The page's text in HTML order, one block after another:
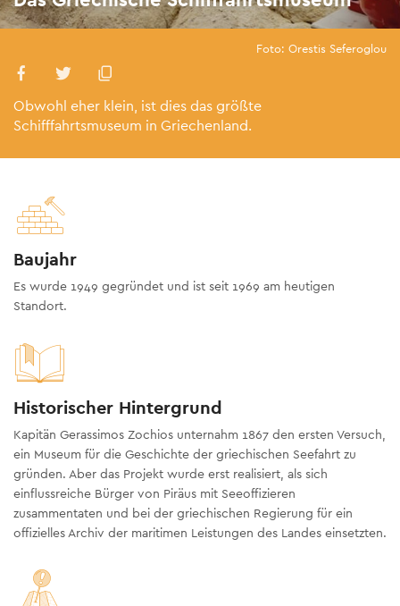
Foto: Orestis Seferoglou
Obwohl eher klein, ist dies das größte
Schifffahrtsmuseum in Griechenland.
Baujahr
Es wurde 1949 gegründet und ist seit 1969 am heutigen
Standort.
Historischer Hintergrund
Kapitän Gerassimos Zochios unternahm 1867 den ersten Versuch,
ein Museum für die Geschichte der griechischen Seefahrt zu
gründen. Aber das Projekt wurde erst realisiert, als sich
einflussreiche Bürger von Piräus mit Seeoffizieren
zusammentaten und bei der griechischen Regierung für ein
offizielles Archiv der maritimen Leistungen des Landes einsetzten.